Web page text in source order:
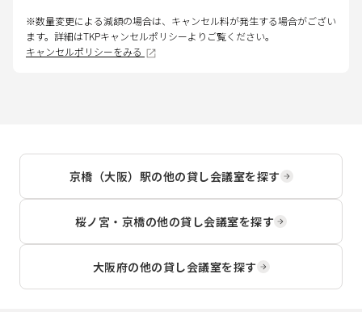
※数量変更による減額の場合は、キャンセル料が発生する場合がござい
ます。詳細はTKPキャンセルポリシーよりご覧ください。
キャンセルポリシーをみる
京橋（大阪）駅の他の貸し会議室を探す
桜ノ宮・京橋の他の貸し会議室を探す
大阪府の他の貸し会議室を探す